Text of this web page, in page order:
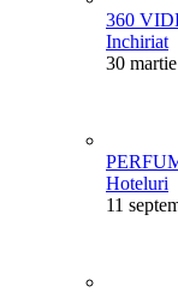
360
Inchiriat
30
Hoteluri
11